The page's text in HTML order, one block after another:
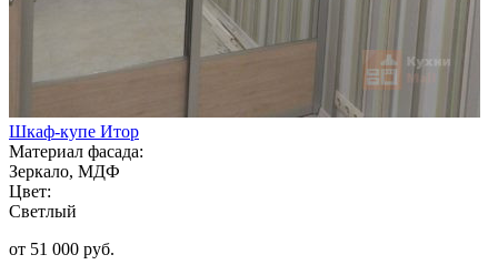
Шкаф-купе Итор
Материал фасада:
Зеркало, МДФ
Цвет:
Светлый
от 51 000 руб.